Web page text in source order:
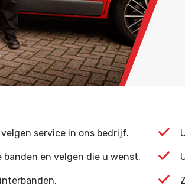
service in ons bedrijf.
banden en velgen die u wenst.